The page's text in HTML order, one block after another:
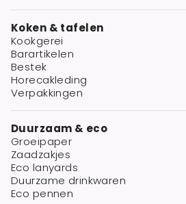
Koken & tafelen
Kookgerei
Barartikelen
Bestek
Horecakleding
Verpakkingen
Duurzaam & eco
Groeipaper
Zaadzakjes
Eco lanyards
Duurzame drinkwaren
Eco pennen